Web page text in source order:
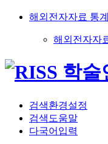
해외전자자료 통계
해외전자자
검색환경설정
검색도움말
다국어입력